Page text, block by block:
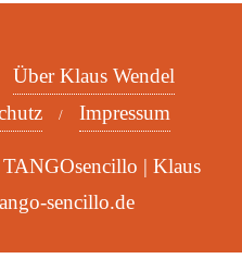
Über Klaus Wendel
Impressum
| Klaus
sencillo.de